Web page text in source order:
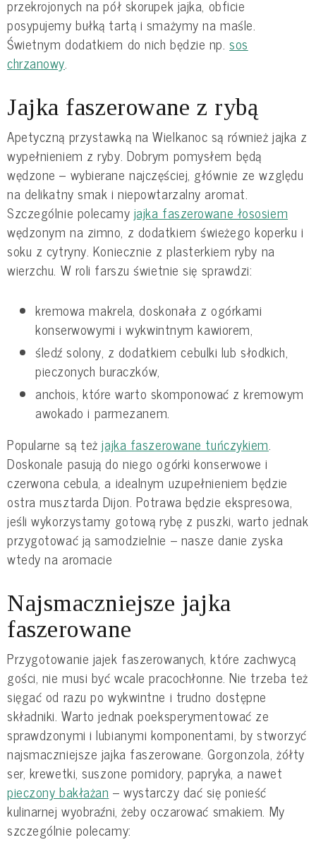
przekrojonych na pół skorupek jajka, obficie
posypujemy bułką tartą i smażymy na maśle.
Świetnym dodatkiem do nich będzie np.sos
chrzanowy.
Jajka faszerowane z rybą
Apetyczną przystawką na Wielkanoc są również jajka z
wypełnieniem z ryby. Dobrym pomysłem będą
wędzone – wybierane najczęściej, głównie ze względu
na delikatny smak i niepowtarzalny aromat.
Szczególnie polecamy jajka faszerowane łososiem
wędzonym na zimno, z dodatkiem świeżego koperku i
soku z cytryny. Koniecznie z plasterkiem ryby na
wierzchu. W roli farszu świetnie się sprawdzi:
kremowa makrela, doskonała z ogórkami
konserwowymi i wykwintnym kawiorem,
śledź solony, z dodatkiem cebulki lub słodkich,
pieczonych buraczków,
anchois, które warto skomponować z kremowym
awokado i parmezanem.
Popularne są teżjajka faszerowane tuńczykiem.
Doskonale pasują do niego ogórki konserwowe i
czerwona cebula, a idealnym uzupełnieniem będzie
ostra musztarda Dijon. Potrawa będzie ekspresowa,
jeśli wykorzystamy gotową rybę z puszki, warto jednak
przygotować ją samodzielnie – nasze danie zyska
wtedy na aromacie
Najsmaczniejsze jajka
faszerowane
Przygotowanie jajek faszerowanych, które zachwycą
gości, nie musi być wcale pracochłonne. Nie trzeba też
sięgać od razu po wykwintne i trudno dostępne
składniki. Warto jednak poeksperymentować ze
sprawdzonymi i lubianymi komponentami, by stworzyć
najsmaczniejsze jajka faszerowane. Gorgonzola, żółty
ser, krewetki, suszone pomidory, papryka, a nawet
pieczony bakłażan – wystarczy dać się ponieść
kulinarnej wyobraźni, żeby oczarować smakiem. My
szczególnie polecamy: